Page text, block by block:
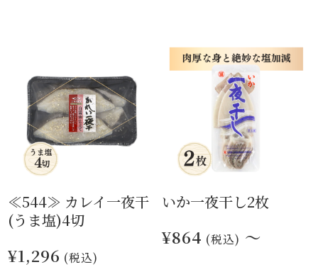
≪544≫ カレイ一夜干
(うま塩)4切
¥1,296 (税込)
いか一夜干し2枚
¥864 (税込) ～